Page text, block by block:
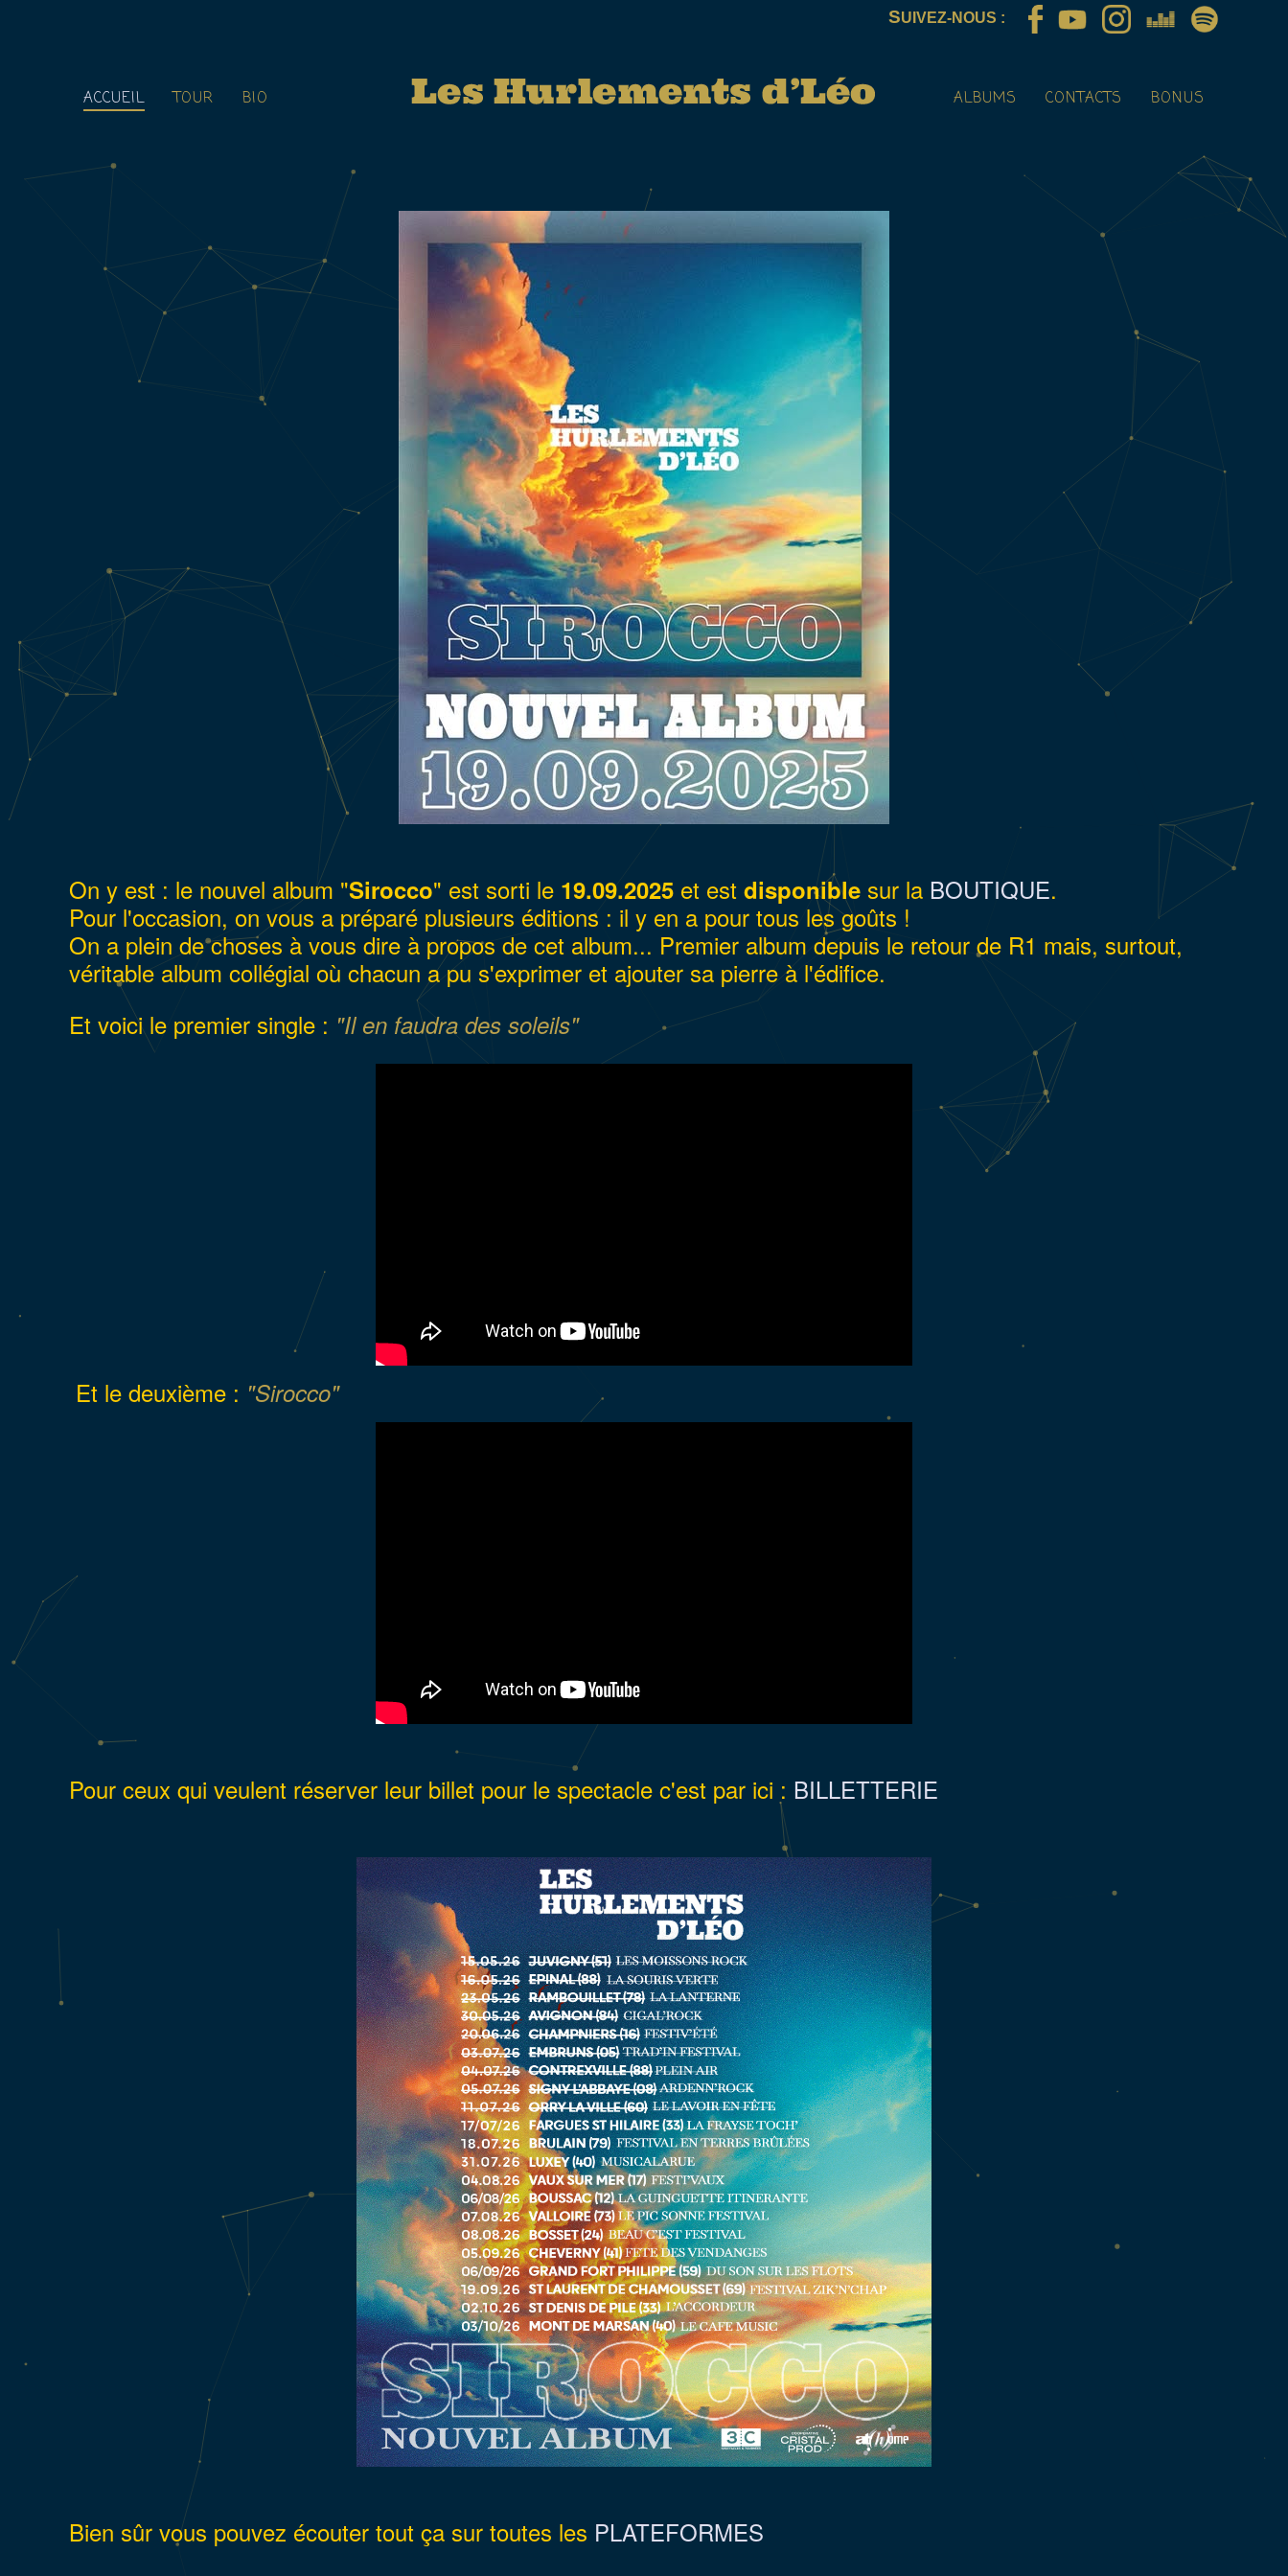
SUIVEZ-NOUS :
ACCUEIL TOUR BIO ALBUMS CONTACTS BONUS
On y est : le nouvel album "Sirocco" est sorti le 19.09.2025 et est disponible sur la BOUTIQUE.
Pour l'occasion, on vous a préparé plusieurs éditions : il y en a pour tous les goûts !
On a plein de choses à vous dire à propos de cet album... Premier album depuis le retour de R1 mais, surtout,
véritable album collégial où chacun a pu s'exprimer et ajouter sa pierre à l'édifice.
Et voici le premier single : "Il en faudra des soleils"
Et le deuxième : "Sirocco"
Pour ceux qui veulent réserver leur billet pour le spectacle c'est par ici : BILLETTERIE
Bien sûr vous pouvez écouter tout ça sur toutes les PLATEFORMES